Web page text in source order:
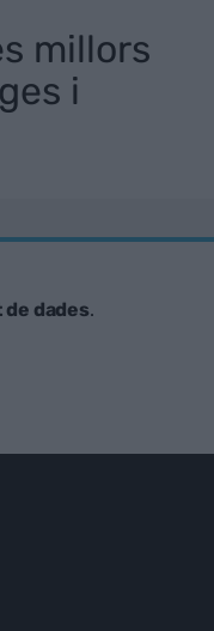
millors
i
dades.